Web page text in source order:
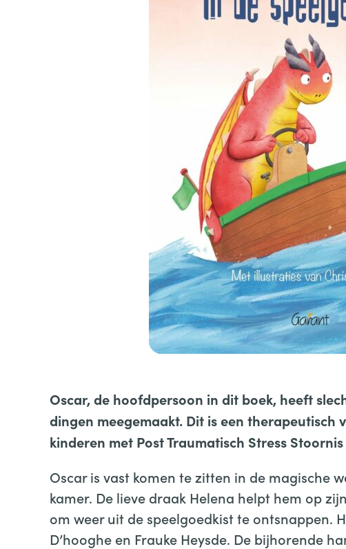
Oscar, de hoofdpersoon in dit boek, heeft
dingen meegemaakt. Dit is een therapeutisch
kinderen met Post Traumatisch Stress Stoornis
Oscar is vast komen te zitten in de magische
kamer. De lieve draak Helena helpt hem op
om weer uit de speelgoedkist te ontsnappen.
D’hooghe en Frauke Heysde. De bijhorende